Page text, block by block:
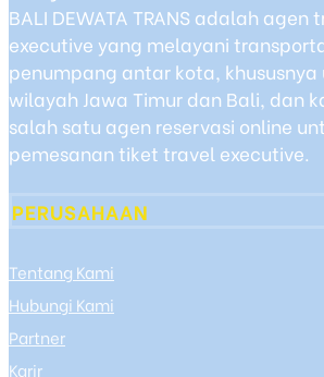
BALI DEWATA TRANS adalah agen
executive yang melayani
penumpang antar kota, khususnya
wilayah Jawa Timur dan Bali, dan
salah satu agen reservasi online
pemesanan tiket travel executive.
PERUSAHAAN
Tentang Kami
Hubungi Kami
Partner
Karir